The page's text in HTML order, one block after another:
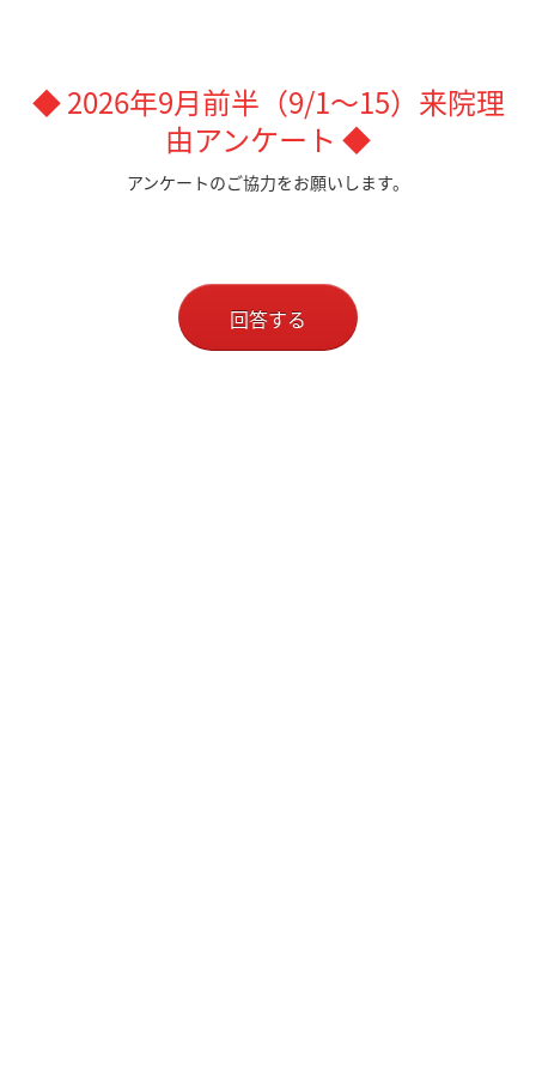
◆ 2026年9月前半（9/1～15）来院理
由アンケート ◆
アンケートのご協力をお願いします。
回答する